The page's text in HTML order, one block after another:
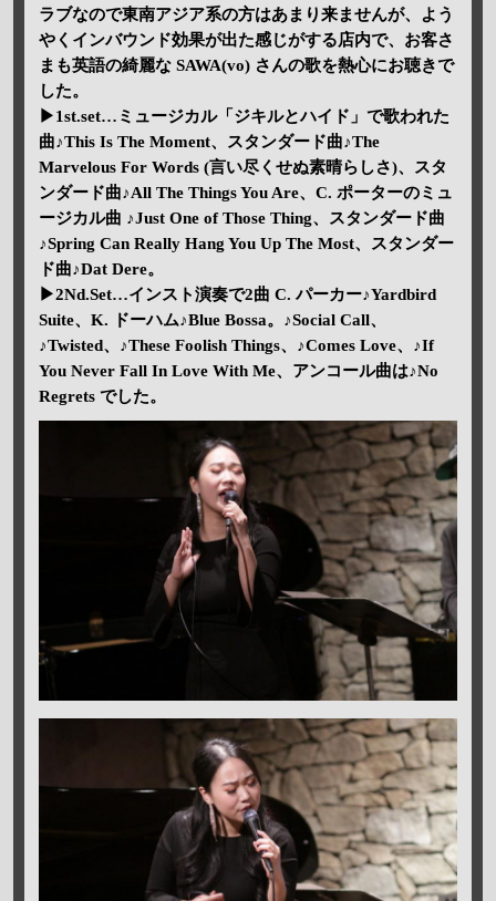
ラブなので東南アジア系の方はあまり来ませんが、よう
やくインバウンド効果が出た感じがする店内で、お客さ
まも英語の綺麗な SAWA(vo) さんの歌を熱心にお聴きで
した。
▶1st.set…ミュージカル「ジキルとハイド」で歌われた
曲♪This Is The Moment、スタンダード曲♪The
Marvelous For Words (言い尽くせぬ素晴らしさ)、スタ
ンダード曲♪All The Things You Are、C. ポーターのミュ
ージカル曲 ♪Just One of Those Thing、スタンダード曲
♪Spring Can Really Hang You Up The Most、スタンダー
ド曲♪Dat Dere。
▶2Nd.Set…インスト演奏で2曲 C. パーカー♪Yardbird
Suite、K. ドーハム♪Blue Bossa。♪Social Call、
♪Twisted、♪These Foolish Things、♪Comes Love、♪If
You Never Fall In Love With Me、アンコール曲は♪No
Regrets でした。